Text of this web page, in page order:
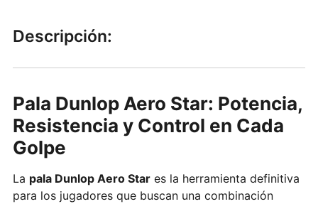
Descripción:
Pala Dunlop Aero Star: Potencia,
Resistencia y Control en Cada
Golpe
La pala Dunlop Aero Stares la herramienta definitiva
para los jugadores que buscan una combinación